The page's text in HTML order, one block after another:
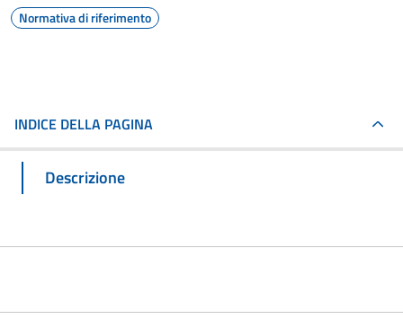
Normativa di riferimento
INDICE DELLA PAGINA
Descrizione